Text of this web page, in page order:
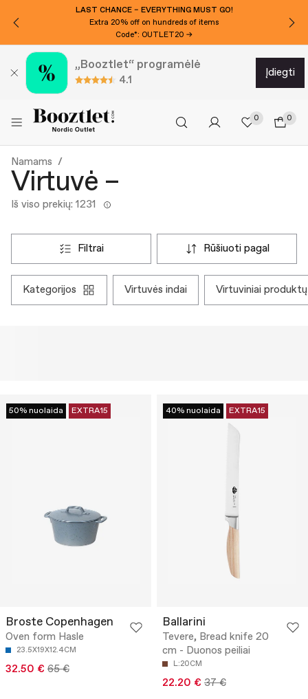
LAST CHANCE – EVERYTHING MUST GO!
Extra 20% off on hundreds of items
Code*: OUTLET20 →
„Booztlet“ programėlė
4.1
įdiegti
0 0
Namams
Virtuvė –
Iš viso prekių: 1231
filtrai rūšiuoti pagal
kategorijos virtuvės indai virtuviniai
50% nuolaida EXTRA15
Broste Copenhagen
Oven form Hasle
23.5X19X12.4CM
32.50 € 65 €
40% nuolaida EXTRA15
Ballarini
Tevere, Bread knife 20
cm - Duonos peiliai
L:20CM
22.20 € 37 €